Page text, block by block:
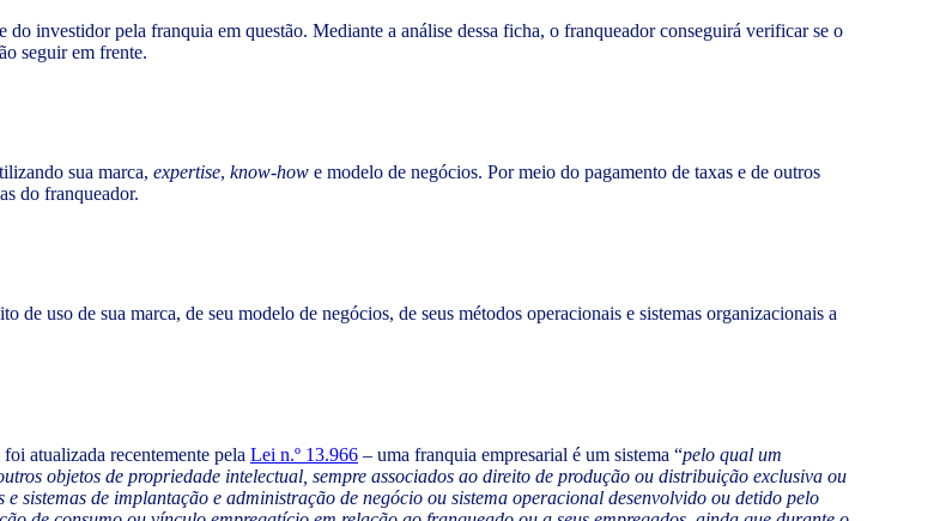
investidor pela franquia em questão. Mediante a análise dessa ficha, o franqueador conseguirá verificar se o
seguir em frente.
sua marca, expertise, know-how e modelo de negócios. Por meio do pagamento de taxas e de outros
do franqueador.
de uso de sua marca, de seu modelo de negócios, de seus métodos operacionais e sistemas organizacionais a
atualizada recentemente pela Lei n.º 13.966 – uma franquia empresarial é um sistema “pelo qual um
objetos de propriedade intelectual, sempre associados ao direito de produção ou distribuição exclusiva ou
sistemas de implantação e administração de negócio ou sistema operacional desenvolvido ou detido pelo